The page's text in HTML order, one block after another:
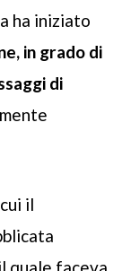
ha iniziato
in grado di
di
il
il quale faceva